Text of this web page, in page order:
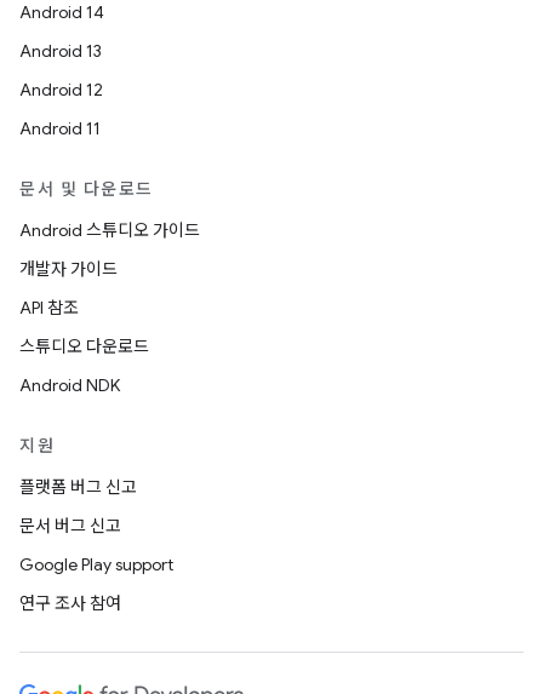
Android 14
Android 13
Android 12
Android 11
문서 및 다운로드
Android 스튜디오 가이드
개발자 가이드
API 참조
스튜디오 다운로드
Android NDK
지원
플랫폼 버그 신고
문서 버그 신고
Google Play support
연구 조사 참여